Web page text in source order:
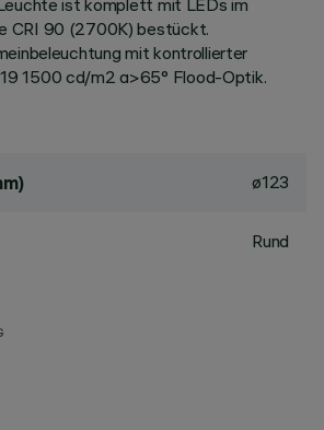
ist komplett mit LEDs im
CRI 90 (2700K) bestückt.
mit kontrollierter
1500 cd/m2 α>65° Flood-Optik.
ø123
Rund